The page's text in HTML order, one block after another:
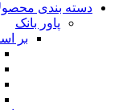
دسته بندی
پاور بانک
بر